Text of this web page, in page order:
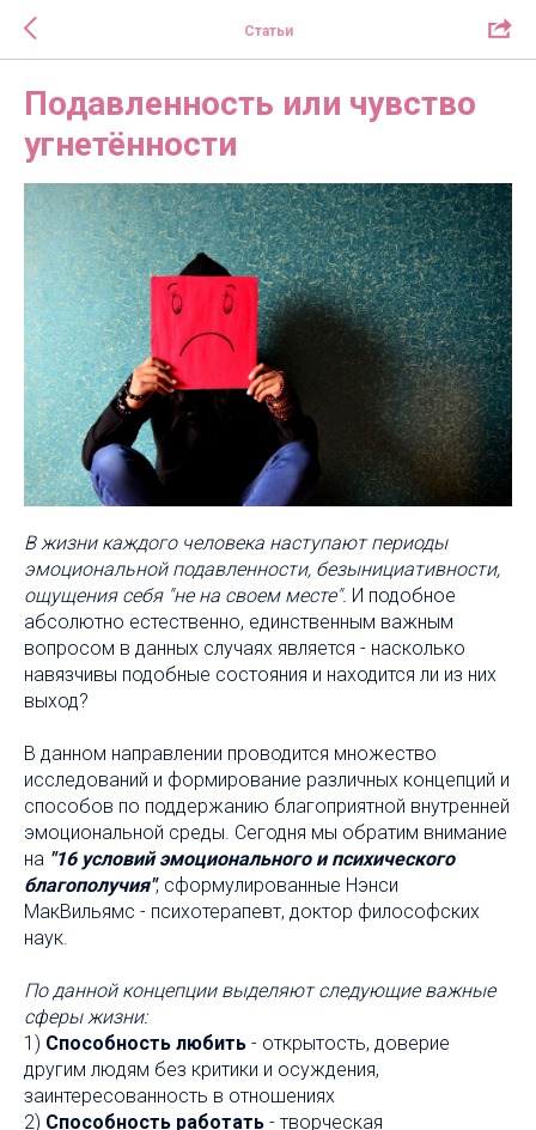
Статьи
Подавленность или чувство
угнетённости
В жизни каждого человека наступают периоды
эмоциональной подавленности, безынициативности,
ощущения себя "не на своем месте". И подобное
абсолютно естественно, единственным важным
вопросом в данных случаях является - насколько
навязчивы подобные состояния и находится ли из них
выход?
В данном направлении проводится множество
исследований и формирование различных концепций и
способов по поддержанию благоприятной внутренней
эмоциональной среды. Сегодня мы обратим внимание
на "16 условий эмоционального и психического
благополучия", сформулированные Нэнси
МакВильямс - психотерапевт, доктор философских
наук.
По данной концепции выделяют следующие важные
сферы жизни:
1) Способность любить - открытость, доверие
другим людям без критики и осуждения,
заинтересованность в отношениях
2) Способность работать - творческая